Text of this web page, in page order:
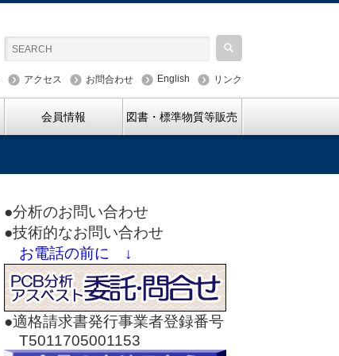
アクセス お問合わせ English リンク
会員情報 図書・標準物質等販売
●分析のお問い合わせ
●技術的なお問い合わせ
お電話の前に ↓
●適格請求書発行事業者登録番号
T5011705001153